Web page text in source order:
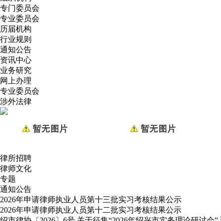
专门委员会
专业委员会
历届机构
行业规则
通知公告
资讯中心
业务研究
网上办理
专业委员会
涉外法律
律所招聘
律师文化
专题
通知公告
2026年申请律师执业人员第十三批实习考核结果公示
2026年申请律师执业人员第十二批实习考核结果公示